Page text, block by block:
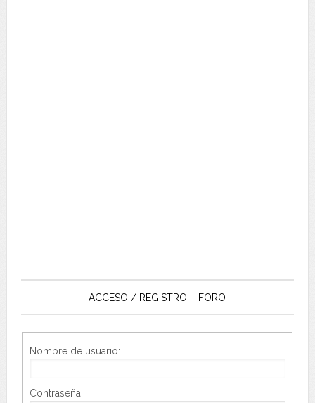
ACCESO / REGISTRO – FORO
Nombre de usuario:
Contraseña: